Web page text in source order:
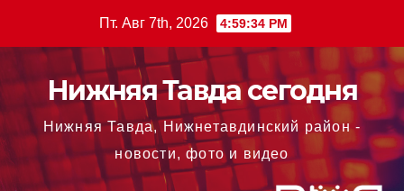
содержимому
Пт. Авг 7th, 2026 4:59:35 PM
Нижняя Тавда сегодня
Нижняя Тавда, Нижнетавдинский район -
новости, фото и видео